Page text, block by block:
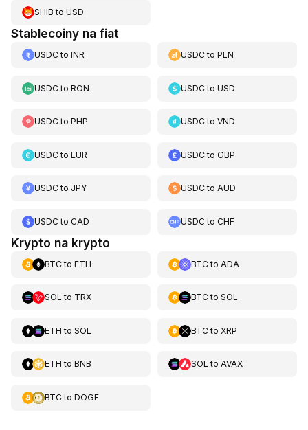
SHIB to USD
Stablecoiny na fiat
USDCto INR USDCtoPLN
USDCto RON USDCtoUSD
USDCto PHP USDCtoVND
USDCto EUR USDCtoGBP
USDCto JPY USDCtoAUD
USDCto CAD USDCtoCHF
Krypto na krypto
BTCto ETH BTCto ADA
SOL to TRX BTCto SOL
ETH to SOL BTCto XRP
ETH to BNB SOL to AVAX
BTCto DOGE